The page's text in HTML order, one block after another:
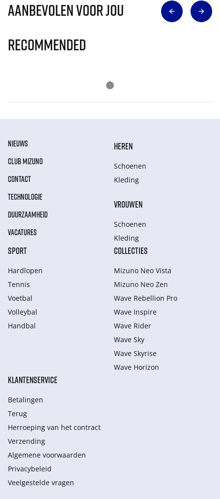
Aanbevolen voor jou
Recommended
NIEUWS
CLUB MIZUNO
CONTACT
TECHNOLOGIE
DUURZAAMHEID
VACATURES
HEREN
Schoenen
Kleding
VROUWEN
Schoenen
Kleding
SPORT
Hardlopen
Tennis
Voetbal
Volleybal
Handbal
COLLECTIES
Mizuno Neo Vista
Mizuno Neo Zen
Wave Rebellion Pro
Wave Inspire
Wave Rider
Wave Sky
Wave Skyrise
Wave Horizon
KLANTENSERVICE
Betalingen
Terug
Herroeping van het contract
Verzending
Algemene voorwaarden
Privacybeleid
Veelgestelde vragen